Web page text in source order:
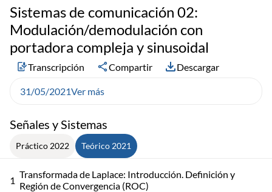
Señales y Sistemas
Práctico 2022 Teórico 2021
1 Transformada de Laplace: Introducción. Definición y
Región de Convergencia (ROC)
Sistemas de comunicación 02:
Modulación/demodulación con
portadora compleja y sinusoidal
Transcripción Compartir Descargar
31/05/2021Ver más